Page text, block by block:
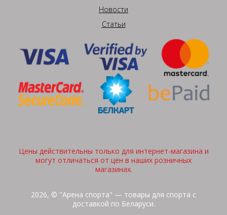
Новости
Статьи
Цены действительны только для интернет-магазина и
могут отличаться от цен в наших розничных
магазинах.
2026, © "Арена спорта" — товары для спорта с
доставкой по Беларуси.